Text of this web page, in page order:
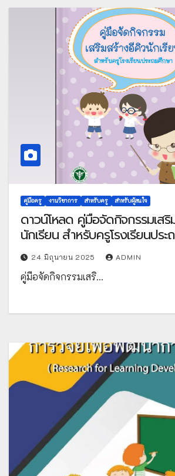
คู่มือครู งานวิชาการ สำหรับครู สำหรับผู้สนใจ
ดาวน์โหลด คู่มือจัดกิจกรรมเส
นักเรียน สำหรับครูโรงเรียนปร
24 มิถุนายน 2025 ADMIN
คู่มือจัดกิจกรรมเสริ…